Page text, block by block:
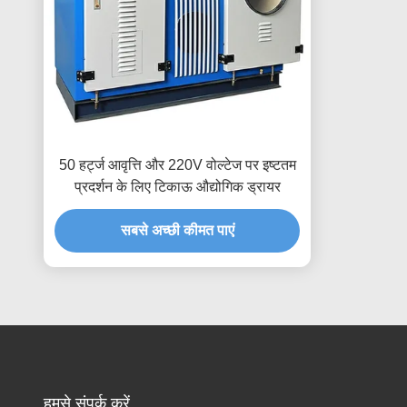
50 हर्ट्ज आवृत्ति और 220V वोल्टेज पर इष्टतम
प्रदर्शन के लिए टिकाऊ औद्योगिक ड्रायर
सबसे अच्छी कीमत पाएं
हमसे संपर्क करें